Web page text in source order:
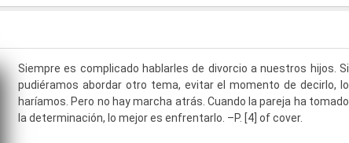
Siempre es complicado hablarles de divorcio a nuestros hijos. Si
pudiéramos abordar otro tema, evitar el momento de decirlo, lo
haríamos. Pero no hay marcha atrás. Cuando la pareja ha tomado
la determinación, lo mejor es enfrentarlo. –P. [4] of cover.